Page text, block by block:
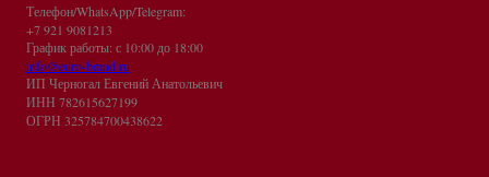
Телефон/WhatsApp/Telegram:
+7 921 9081213
График работы: с 10:00 до 18:00
info@euro-brand.ru
ИП Черногал Евгений Анатольевич
ИНН 782615627199
ОГРН 325784700438622